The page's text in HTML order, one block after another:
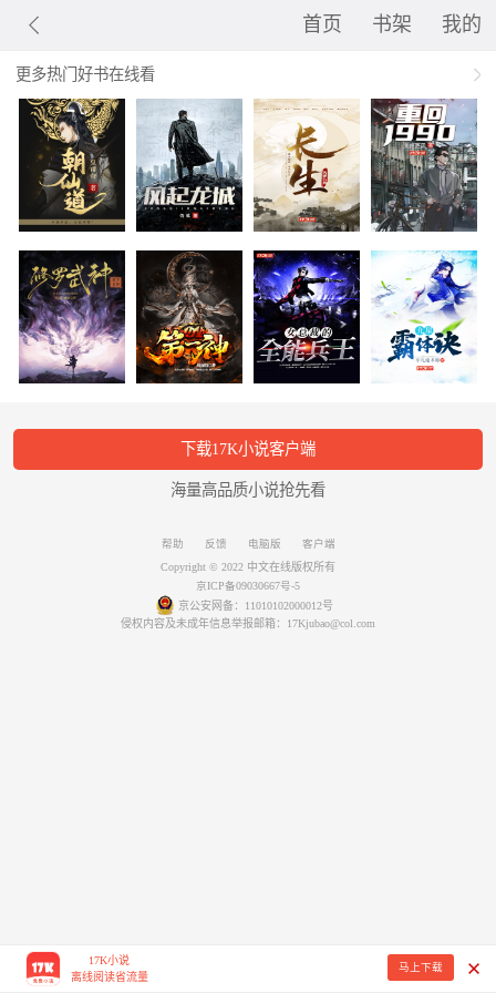
首页 书架 我的
更多热门好书在线看
下载17K小说客户端
海量高品质小说抢先看
帮助 反馈 电脑版
客户端
Copyright © 2022 中文在线版权所有
京ICP备09030667号-5
京公安网备：11010102000012号
侵权内容及未成年信息举报邮箱：17Kjubao@col.com
17K小说
离线阅读省流量
马上下载